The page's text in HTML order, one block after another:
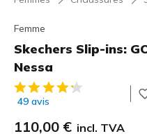
Femme
Skechers Slip-ins:
Nessa
Évaluation client 3,3 sur 5
49 avis
110,00 € incl. TVA